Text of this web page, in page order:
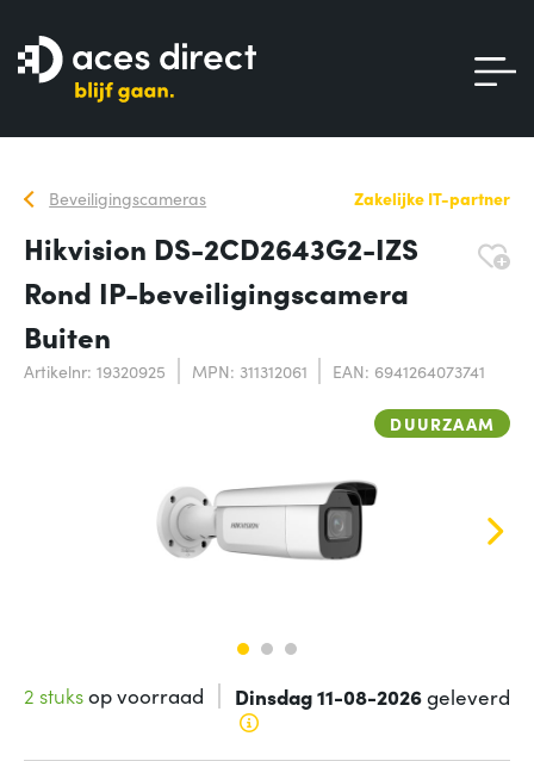
Beveiligingscameras Zakelijke IT-partner
Hikvision DS-2CD2643G2-IZS
Rond IP-beveiligingscamera
Buiten
Artikelnr: 19320925 MPN: 311312061 EAN: 6941264073741
DUURZAAM
2 stuksop voorraad Dinsdag 11-08-2026geleverd